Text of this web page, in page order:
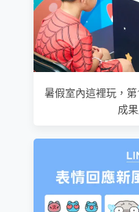
暑假室內這裡玩，
成